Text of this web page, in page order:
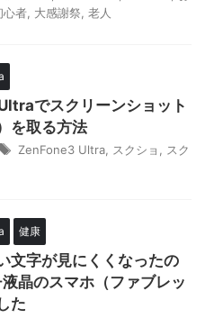
心者 大感謝祭 老人
でスクリーンショット
を取る方法
ZenFone3 Ultra スクショ
スク
健康
文字が見にくくなったの
晶のスマホ（ファブレッ
た